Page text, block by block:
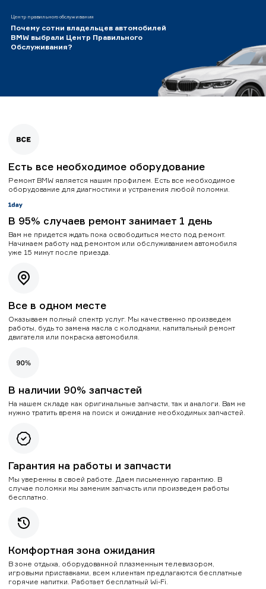
Центр правильного обслуживания
Почему сотни владельцев автомобилей
BMW выбрали Центр Правильного
Обслуживания?
Есть все необходимое оборудование
Ремонт BMW является нашим профилем. Есть все необходимое
оборудование для диагностики и устранения любой поломки.
В 95% случаев ремонт занимает 1 день
Вам не придется ждать пока освободиться место под ремонт.
Начинаем работу над ремонтом или обслуживанием автомобиля
уже 15 минут после приезда.
Все в одном месте
Оказываем полный спектр услуг. Мы качественно произведем
работы, будь то замена масла с колодками, капитальный ремонт
двигателя или покраска автомобиля.
В наличии 90% запчастей
На нашем складе как оригинальные запчасти, так и аналоги. Вам не
нужно тратить время на поиск и ожидание необходимых запчастей.
Гарантия на работы и запчасти
Мы уверенны в своей работе. Даем письменную гарантию. В
случае поломки мы заменим запчасть или произведем работы
бесплатно.
Комфортная зона ожидания
В зоне отдыха, оборудованной плазменным телевизором,
игровыми приставками, всем клиентам предлагаются бесплатные
горячие напитки. Работает бесплатный Wi-Fi.